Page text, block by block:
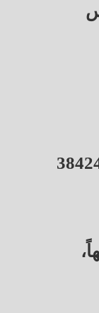
الحديد الاستثماري: 38424
جنيهاً،